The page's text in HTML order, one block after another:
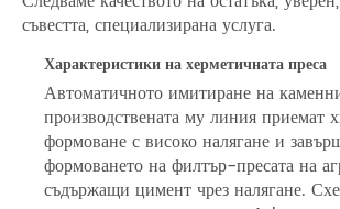
съвестта, специализирана услуга.
Характеристики на херметичната преса
Автоматичното имитиране на
производствената му линия приемат
формоване с високо налягане и
формоването на филтър-пресата на
съдържащи цимент чрез налягане.